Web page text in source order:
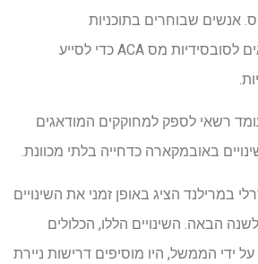
אנשים שבוחרים בתוכניות
קטסטרופליות אינם זכאים לסובסידיות מס ACA כדי לסייע
רשאי לספק למחוקקים המודאגים
באובמקארה כדחייה בלתי מכוונת.
במרילנד הציג באופן זמני את השינויים
הבאה. השינויים הללו, הכלולים
ידי הממשל, היו מוסיפים דרישות ניירת